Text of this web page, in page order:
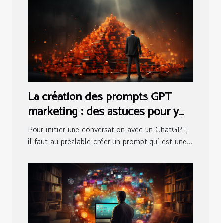
La création des prompts GPT
marketing : des astuces pour y
arriver
Pour initier une conversation avec un ChatGPT,
il faut au préalable créer un prompt qui est une...